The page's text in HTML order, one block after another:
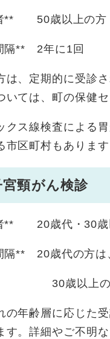
** 50歳以上の方
隔** 2年に1回
は、定期的に受診
いては、町の保健
クス線検査による
市区町村もあります
宮頸がん検診
** 20歳代・30歳
** 20歳代の方は
上の方は、2
年齢層に応じた
す。詳細やご不明